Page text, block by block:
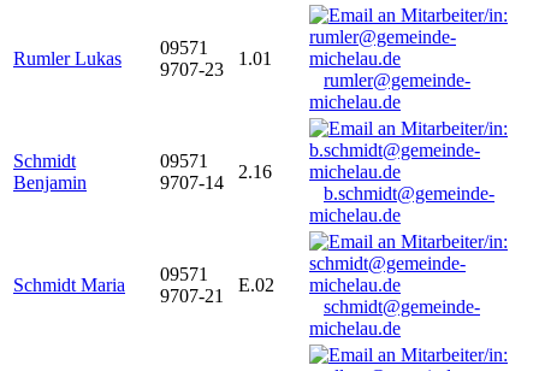
Rumler Lukas
09571
9707-23
1.01
rumler@gemeinde-
michelau.de
Schmidt
Benjamin
09571
9707-14
2.16
b.schmidt@gemeinde-
michelau.de
Schmidt Maria
09571
9707-21
E.02
schmidt@gemeinde-
michelau.de